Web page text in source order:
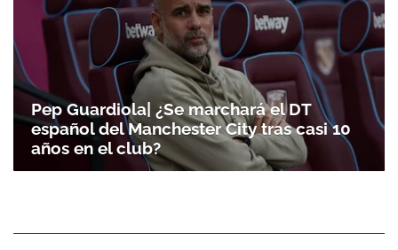
Pep Guardiola| ¿Se marchará el DT
español del Manchester City tras casi 10
años en el club?